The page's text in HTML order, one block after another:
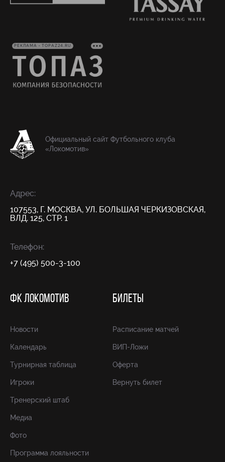
РЕКЛАМА • TOPAZ24.RU
Официальный сайт Футбольного клуба
«Локомотив»
Адрес:
107553, Г. МОСКВА, УЛ. БОЛЬШАЯ ЧЕРКИЗОВСКАЯ,
ВЛД. 125, СТР. 1
Телефон:
+7 (495) 500-3-100
ФК ЛОКОМОТИВ
Новости
Календарь
Турнирная таблица
Игроки
Тренерский штаб
Медиа
Фото
Программа лояльности
БИЛЕТЫ
Расписание матчей
ВИП-Ложи
Оферта
Вернуть билет